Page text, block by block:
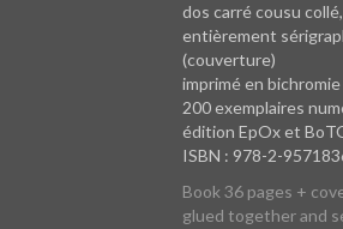
dos carré cousu
entièrement
(couverture)
imprimé en
200 exemplaires
édition EpOx et
ISBN : 978-2-
Book 36 pages +
glued together and